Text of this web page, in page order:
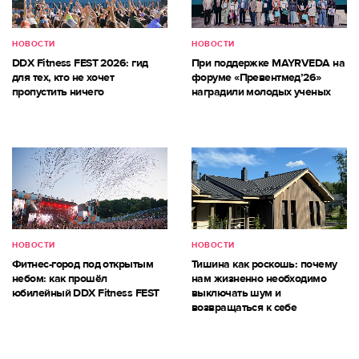
НОВОСТИ
DDX Fitness FEST 2026: гид
для тех, кто не хочет
пропустить ничего
НОВОСТИ
При поддержке MAYRVEDA на
форуме «Превентмед’26»
наградили молодых ученых
НОВОСТИ
Фитнес-город под открытым
небом: как прошёл
юбилейный DDX Fitness FEST
НОВОСТИ
Тишина как роскошь: почему
нам жизненно необходимо
выключать шум и
возвращаться к себе